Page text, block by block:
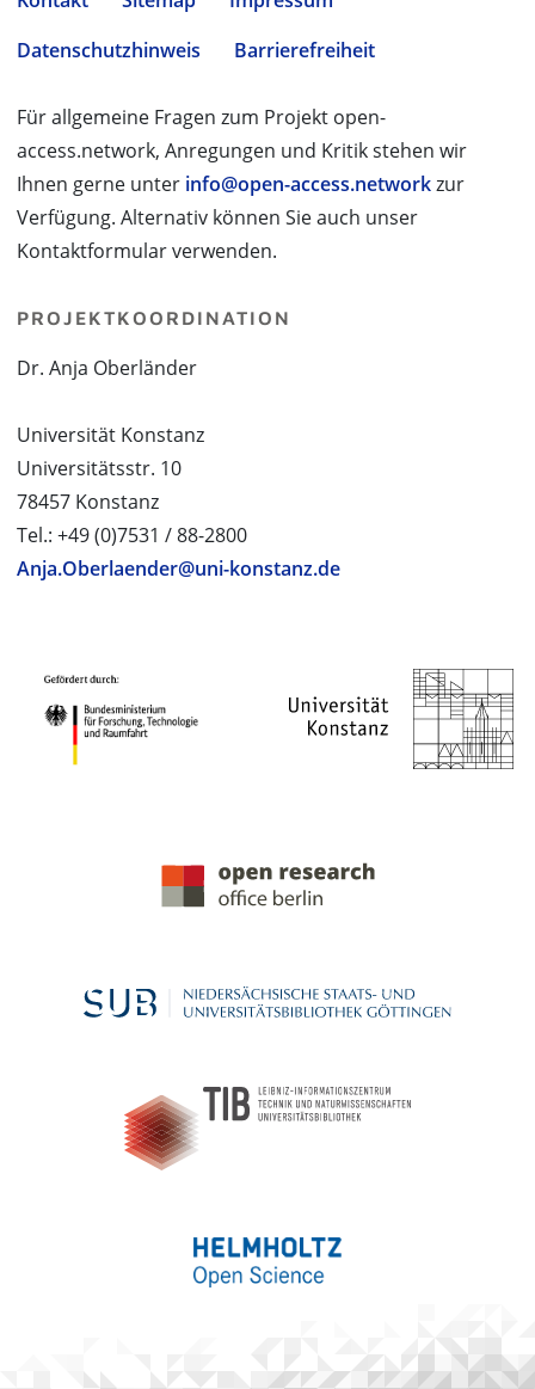
Datenschutzhinweis
Barrierefreiheit
Für allgemeine Fragen zum Projekt open-
access.network, Anregungen und Kritik stehen wir
Ihnen gerne unter info@open-access.networkzur
Verfügung. Alternativ können Sie auch unser
Kontaktformular verwenden.
PROJEKTKOORDINATION
Dr. Anja Oberländer
Universität Konstanz
Universitätsstr. 10
78457 Konstanz
Tel.: +49 (0)7531 / 88-2800
Anja.Oberlaender@uni-konstanz.de